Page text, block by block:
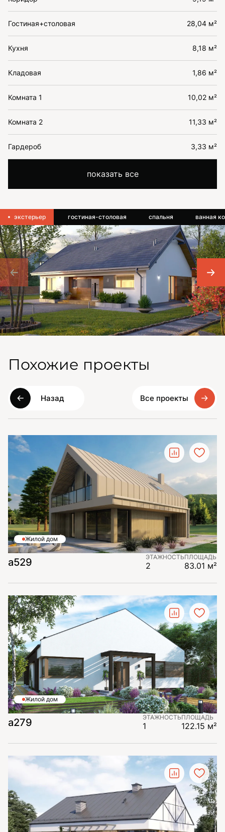
Гостиная+столовая 28,04 м²
Кухня 8,18 м²
Кладовая 1,86 м²
Комната 1 10,02 м²
Комната 2 11,33 м²
Гардероб 3,33 м²
показать все
экстерьер гостиная-столовая спальня ванная
Похожие проекты
Назад Все проекты
Жилой дом
а529 ЭТАЖНОСТЬ
2
ПЛОЩАДЬ
83.01 м²
Жилой дом
а279 ЭТАЖНОСТЬ
1
ПЛОЩАДЬ
122.15 м²